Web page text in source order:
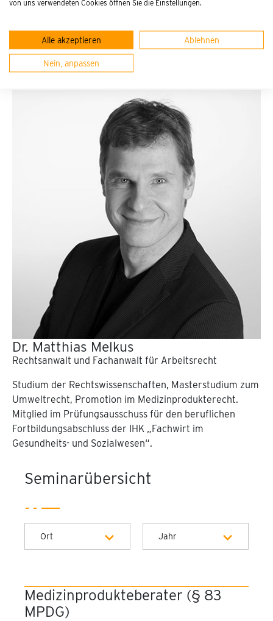
von uns verwendeten Cookies öffnen Sie die Einstellungen.
Alle akzeptieren Ablehnen
Nein, anpassen
Referenten
Dr. Matthias Melkus
Rechtsanwalt und Fachanwalt für Arbeitsrecht
Studium der Rechtswissenschaften, Masterstudium zum
Umweltrecht, Promotion im Medizinprodukterecht.
Mitglied im Prüfungsausschuss für den beruflichen
Fortbildungsabschluss der IHK „Fachwirt im
Gesundheits- und Sozialwesen“.
Seminarübersicht
Ort Jahr
2026
2027
Medizinprodukteberater (§ 83
MPDG)